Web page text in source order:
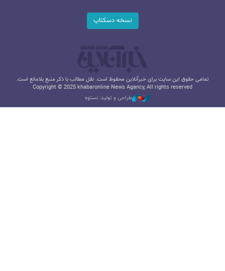
نسخه دسکتاپ
تمامی حقوق این سایت برای خبرآنلاین محفوظ است. نقل مطالب با ذکر منبع بلامانع است.
Copyright © 2025 khabaronline News Agancy, All rights reserved
طراحی و تولید: نستوه